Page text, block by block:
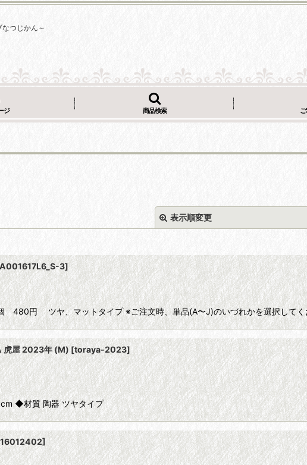
つじかん～
ジ 商品検索
表示順変更
絞り込む
3]
480円 ツヤ、マットタイプ ※ご注文時、単品(A〜J)のいづれかを選択して
虎屋 2023年 (M) [toraya-2023]
◆材質 陶器 ツヤタイプ
]